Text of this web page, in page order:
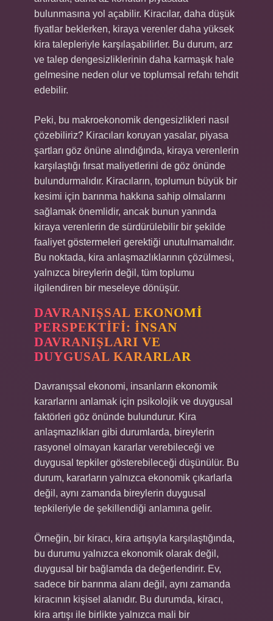
bulunmasına yol açabilir. Kiracılar, daha düşük
fiyatlar beklerken, kiraya verenler daha yüksek
kira talepleriyle karşılaşabilirler. Bu durum, arz
ve talep dengesizliklerinin daha karmaşık hale
gelmesine neden olur ve toplumsal refahı tehdit
edebilir.
Peki, bu makroekonomik dengesizlikleri nasıl
çözebiliriz? Kiracıları koruyan yasalar, piyasa
şartları göz önüne alındığında, kiraya verenlerin
karşılaştığı fırsat maliyetlerini de göz önünde
bulundurmalıdır. Kiracıların, toplumun büyük bir
kesimi için barınma hakkına sahip olmalarını
sağlamak önemlidir, ancak bunun yanında
kiraya verenlerin de sürdürülebilir bir şekilde
faaliyet göstermeleri gerektiği unutulmamalıdır.
Bu noktada, kira anlaşmazlıklarının çözülmesi,
yalnızca bireylerin değil, tüm toplumu
ilgilendiren bir meseleye dönüşür.
DAVRANIŞSAL EKONOMI
PERSPEKTIFI: İNSAN
DAVRANIŞLARI VE
DUYGUSAL KARARLAR
Davranışsal ekonomi, insanların ekonomik
kararlarını anlamak için psikolojik ve duygusal
faktörleri göz önünde bulundurur. Kira
anlaşmazlıkları gibi durumlarda, bireylerin
rasyonel olmayan kararlar verebileceği ve
duygusal tepkiler gösterebileceği düşünülür. Bu
durum, kararların yalnızca ekonomik çıkarlarla
değil, aynı zamanda bireylerin duygusal
tepkileriyle de şekillendiği anlamına gelir.
Örneğin, bir kiracı, kira artışıyla karşılaştığında,
bu durumu yalnızca ekonomik olarak değil,
duygusal bir bağlamda da değerlendirir. Ev,
sadece bir barınma alanı değil, aynı zamanda
kiracının kişisel alanıdır. Bu durumda, kiracı,
kira artışı ile birlikte yalnızca mali bir